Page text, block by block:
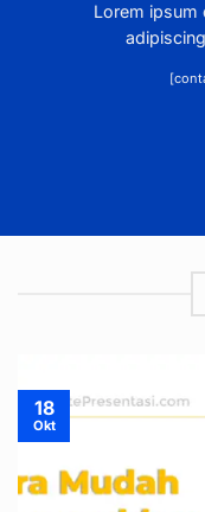
Lorem ipsum
18
Okt